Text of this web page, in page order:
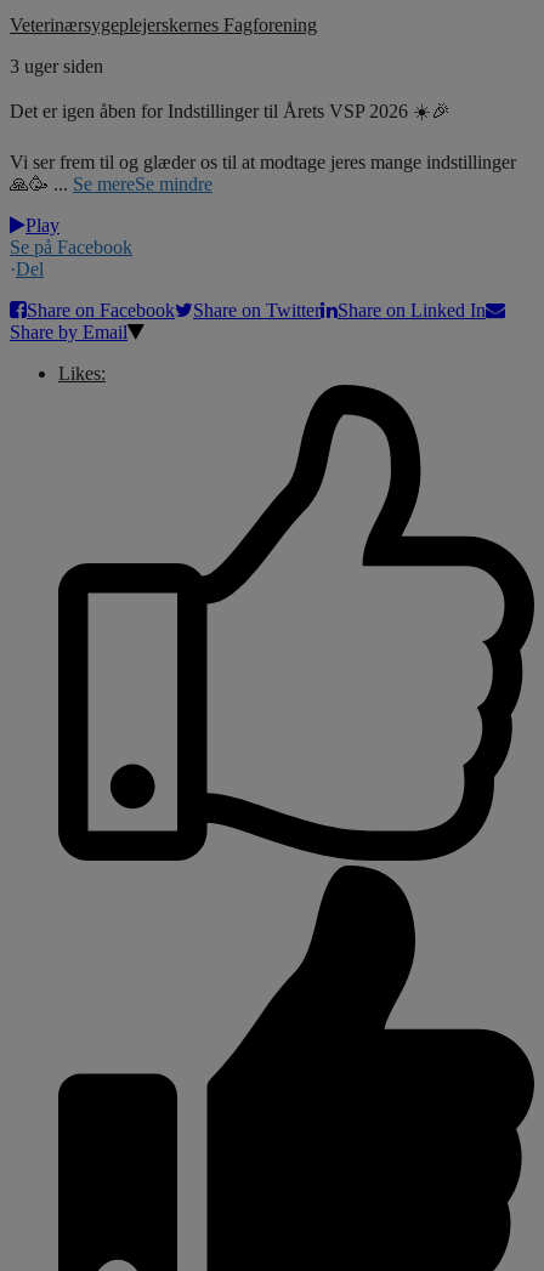
Veterinærsygeplejerskernes Fagforening
3 uger siden
Det er igen åben for Indstillinger til Årets VSP 2026 ☀️🎉
Vi ser frem til og glæder os til at modtage jeres mange indstillinger
🙏🥳 ... Se mereSe mindre
Play
Se på Facebook
·Del
Share on Facebook
Share on Twitter
Share on Linked In
Share by Email
Likes: